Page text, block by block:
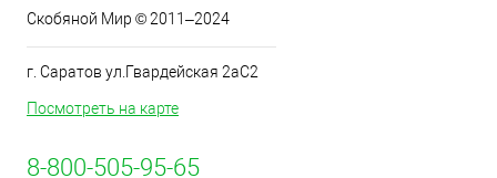
Скобяной Мир © 2011–2024
г. Саратов ул.Гвардейская 2аС2
Посмотреть на карте
8-800-505-95-65